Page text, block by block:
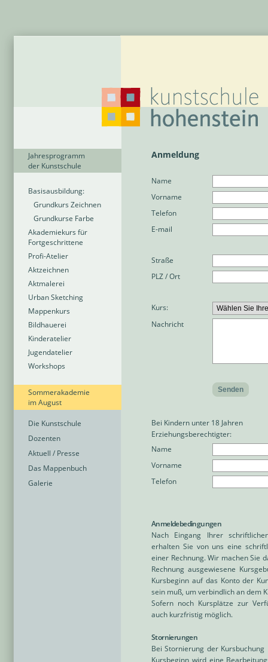
Jahresprogramm
der Kunstschule
Basisausbildung:
Grundkurs Zeichnen
Grundkurse Farbe
Akademiekurs für
Fortgeschrittene
Profi-Atelier
Aktzeichnen
Aktmalerei
Urban Sketching
Mappenkurs
Bildhauerei
Kinderatelier
Jugendatelier
Workshops
Sommerakademie
im August
Die Kunstschule
Dozenten
Aktuell / Presse
Das Mappenbuch
Galerie
Anmeldung
Name
Vorname
Telefon
E-mail
Straße
PLZ / Ort
Kurs:
Nachricht
Bei Kindern unter 18 Jahren
Erziehungsberechtigter:
Name
Vorname
Telefon
Anmeldebedingungen
Nach Eingang Ihrer
erhalten Sie von uns eine
einer Rechnung. Wir machen Sie
Rechnung ausgewiesene
Kursbeginn auf das Konto der
sein muß, um verbindlich an dem
Sofern noch Kursplätze zur
auch kurzfristig möglich.
Stornierungen
Bei Stornierung der
Kursbeginn wird eine